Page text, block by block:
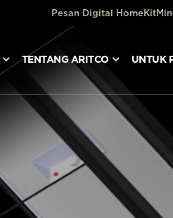
Pesan Digital HomeKit
TENTANG ARITCO UNTUK